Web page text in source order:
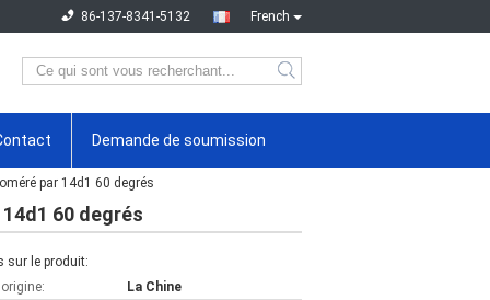
French
86-137-8341-5132
Demande de soumission
par 14d1 60 degrés
60 degrés
sur le produit:
La Chine